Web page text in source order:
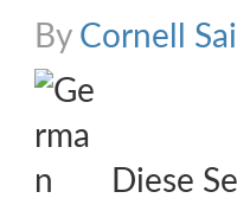
By Cornell
Diese